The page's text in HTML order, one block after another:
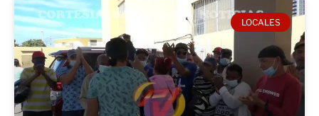
LOCALES